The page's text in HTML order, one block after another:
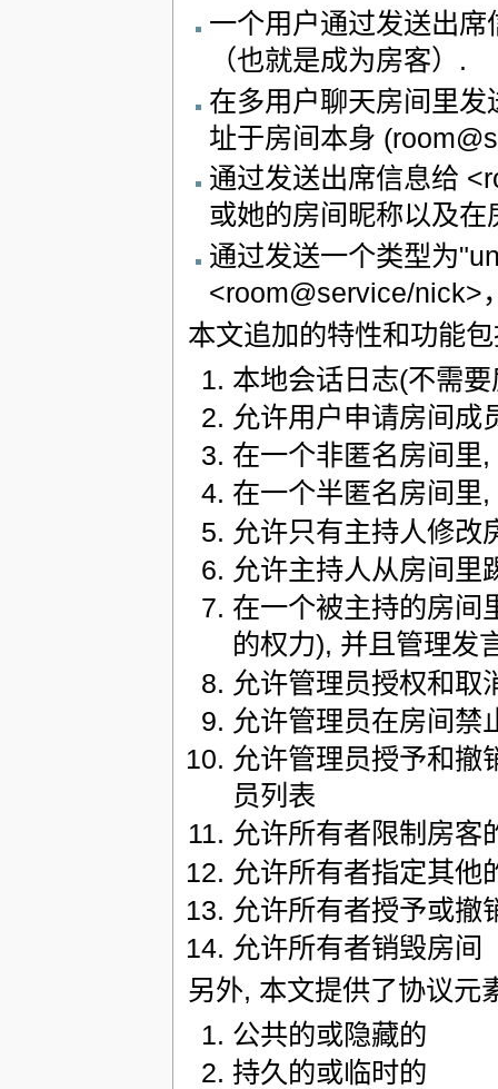
一个用户通过发送出
（也就是成为房客）.
在多用户聊天房间里
址于房间本身
通过发送出席信息给
或她的房间昵称以及
通过发送一个类型为
<room@service/nick>
本文追加的特性和功能
本地会话日志(不需
允许用户申请房间成
在一个非匿名房间里
在一个半匿名房间里
允许只有主持人修改
允许主持人从房间里
在一个被主持的房间
的权力), 并且管理发
允许管理员授权和取
允许管理员在房间禁
允许管理员授予和撤
员列表
允许所有者限制房客
允许所有者指定其他
允许所有者授予或撤
允许所有者销毁房间
另外, 本文提供了协议元
公共的或隐藏的
持久的或临时的